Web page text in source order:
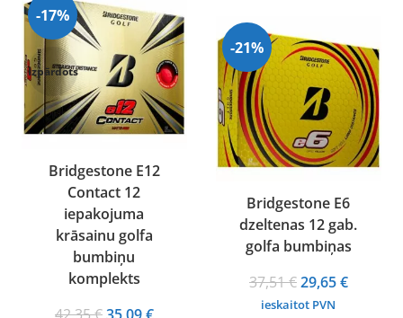
-17%
Izpārdots
Bridgestone E12
Contact 12
iepakojuma
krāsainu golfa
bumbiņu
komplekts
OriginalCurrent
-21%
Bridgestone E6
dzeltenas 12 gab.
golfa bumbiņas
37,51€Original
price
29,65€Current
ieskaitot PVN